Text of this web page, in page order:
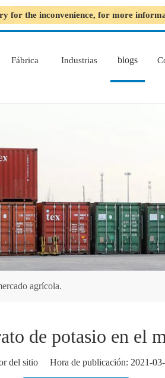
for the inconvenience, for more
Fábrica Industrias blogs
agrícola.
de potasio en el
sitio Hora de publicación: 2021-